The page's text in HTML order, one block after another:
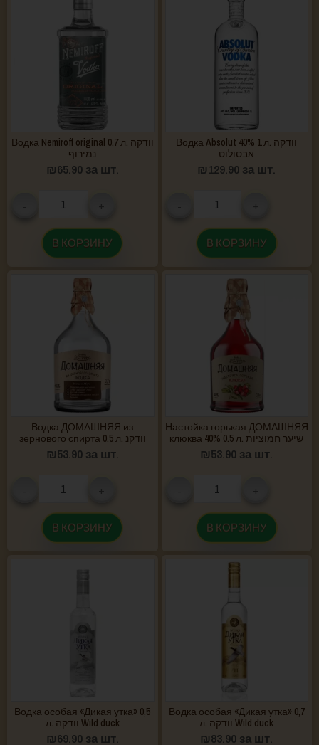
Водка Nemiroff original 0.7 л. וודקה
נמירוף
₪65.90 за шт.
В КОРЗИНУ
Водка Absolut 40% 1 л. וודקה
אבסולוט
₪129.90 за шт.
В КОРЗИНУ
Водка ДОМАШНЯЯ из
зернового спирта 0.5 л. וודקנ
₪53.90 за шт.
В КОРЗИНУ
Настойка горькая ДОМАШНЯЯ
клюква 40% 0.5 л. שיער חמוציות
₪53.90 за шт.
В КОРЗИНУ
Водка особая «Дикая утка» 0,5
л. וודקה Wild duck
₪69.90 за шт.
Водка особая «Дикая утка» 0,7
л. וודקה Wild duck
₪83.90 за шт.